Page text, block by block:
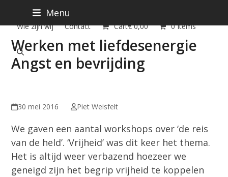
Menu
Wie zijn wij Contact Cart€0,00 0 Items
Blog
Werken met liefdesenergie
Angst en bevrijding
30 mei 2016 Piet Weisfelt
We gaven een aantal workshops over ‘de reis
van de held’. ‘Vrijheid’ was dit keer het thema.
Het is altijd weer verbazend hoezeer we
geneigd zijn het begrip vrijheid te koppelen